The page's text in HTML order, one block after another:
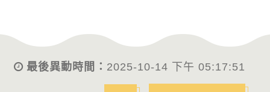
最後異動時間： 2025-10-14 下午 05:17:51